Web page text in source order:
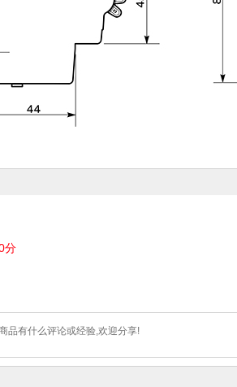
分
品有什么评论或经验,欢迎分享!